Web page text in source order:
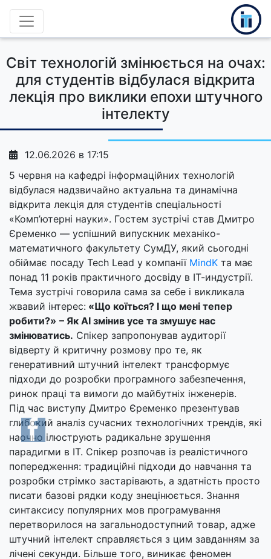
Світ технологій змінюється на очах:
для студентів відбулася відкрита
лекція про виклики епохи штучного
інтелекту
12.06.2026 в 17:15
5 червня на кафедрі інформаційних технологій
відбулася надзвичайно актуальна та динамічна
відкрита лекція для студентів спеціальності
«Комп’ютерні науки». Гостем зустрічі став Дмитро
Єременко — успішний випускник механіко-
математичного факультету СумДУ, який сьогодні
обіймає посаду Tech Lead у компанії MindK та має
понад 11 років практичного досвіду в ІТ-индустрії.
Тема зустрічі говорила сама за себе і викликала
жвавий інтерес: «Що коїться? І що мені тепер
робити?» – Як АІ змінив усе та змушує нас
змінюватись. Спікер запропонував аудиторії
відверту й критичну розмову про те, як
генеративний штучний інтелект трансформує
підходи до розробки програмного забезпечення,
ринок праці та вимоги до майбутніх інженерів.
Під час виступу Дмитро Єременко презентував
глибокий аналіз сучасних технологічних трендів, які
наочно ілюструють радикальне зрушення
парадигми в ІТ. Спікер розпочав із реалістичного
попередження: традиційні підходи до навчання та
розробки стрімко застарівають, а здатність просто
писати базові рядки коду знецінюється. Знання
синтаксису популярних мов програмування
перетворилося на загальнодоступний товар, адже
штучний інтелект справляється з цим завданням за
лічені секунди. Більше того, виникає феномен